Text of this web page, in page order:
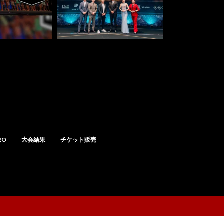
大会結果 チケット販売